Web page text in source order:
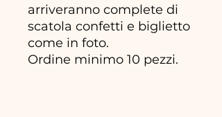
arriveranno complete di
scatola confetti e biglietto
come in foto.
Ordine minimo 10 pezzi.